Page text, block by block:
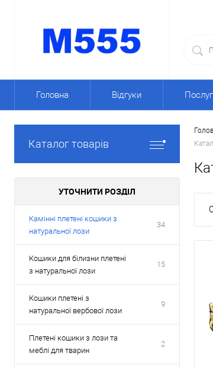
Головна Відгуки
Каталог товарів
УТОЧНИТИ РОЗДІЛ
Камінні плетені кошики з
натуральної лози
34
Кошики для білизни плетені
з натуральної лози
15
Кошики плетені з
натуральної вербової лози
9
Плетені кошики з лози та
меблі для тварин
2